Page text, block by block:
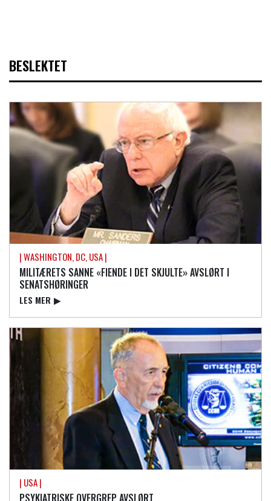
BESLEKTET
| WASHINGTON, DC, USA |
MILITÆRETS SANNE «FIENDE I DET SKJULTE» AVSLØRT I
SENATSHØRINGER
LES MER ▶
| USA |
PSYKIATRISKE OVERGREP AVSLØRT